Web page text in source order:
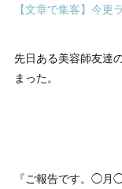
【文章で集客】今
先日ある美容師友達
まった。
『ご報告です。◯月